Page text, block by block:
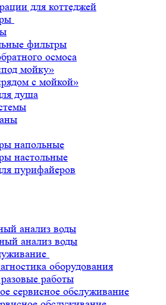
для коттеджей
фильтры
осмоса
мойку»
с мойкой»
душа
напольные
настольные
пурифайеров
анализ воды
анализ воды
оборудования
работы
сервисное обслуживание